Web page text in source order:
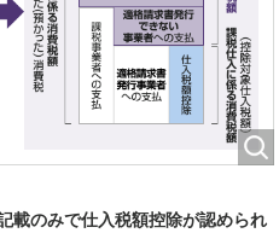
載のみで仕入税額控除が認められ